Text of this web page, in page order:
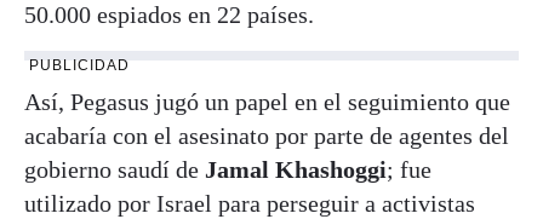
50.000 espiados en 22 países.
PUBLICIDAD
Así, Pegasus jugó un papel en el seguimiento que
acabaría con el asesinato por parte de agentes del
gobierno saudí de Jamal Khashoggi; fue
utilizado por Israel para perseguir a activistas